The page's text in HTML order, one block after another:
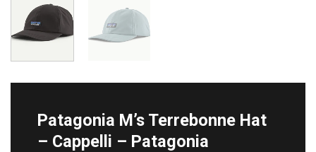
Patagonia M’s Terrebonne Hat
– Cappelli – Patagonia